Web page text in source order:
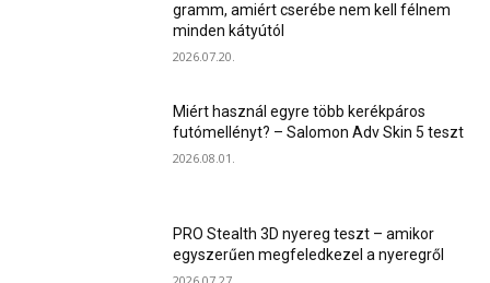
gramm, amiért cserébe nem kell félnem
minden kátyútól
2026.07.20.
Miért használ egyre több kerékpáros
futómellényt? – Salomon Adv Skin 5 teszt
2026.08.01.
PRO Stealth 3D nyereg teszt – amikor
egyszerűen megfeledkezel a nyeregről